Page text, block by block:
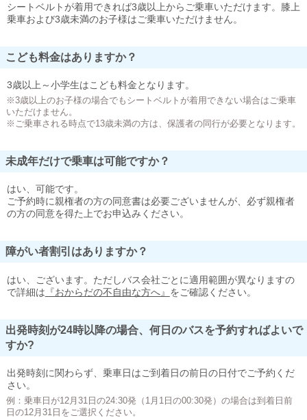
シートベルトが着用できれば3歳以上からご乗車いただけます。膝上
乗車および3歳未満のお子様はご乗車いただけません。
こども料金はありますか？
3歳以上～小学生はこども料金となります。
※3歳以上のお子様の場合でもシートベルトが着用できない場合はご乗車
いただけません。
※ご乗車される時点で13歳未満の方は、保護者の同行が必要となります。
未成年だけで乗車は可能ですか？
はい、可能です。
ご予約時に親権者の方の同意書は必要ございませんが、必ず親権者
の方の同意を得た上でお申込みください。
障がい者割引はありますか？
はい、ございます。ただしバス会社ごとに適用範囲が異なりますの
で詳細は 『おからだの不自由な方へ』 をご確認ください。
出発時刻が24時以降の場合、何日のバスを予約すればよいで
すか?
出発時刻に関わらず、乗車日はご到着日の前日の日付でご予約くだ
さい。
例：乗車日が12月31日の24:30発（1月1日の00:30発）の場合は到着日前
日の12月31日をご選択ください。